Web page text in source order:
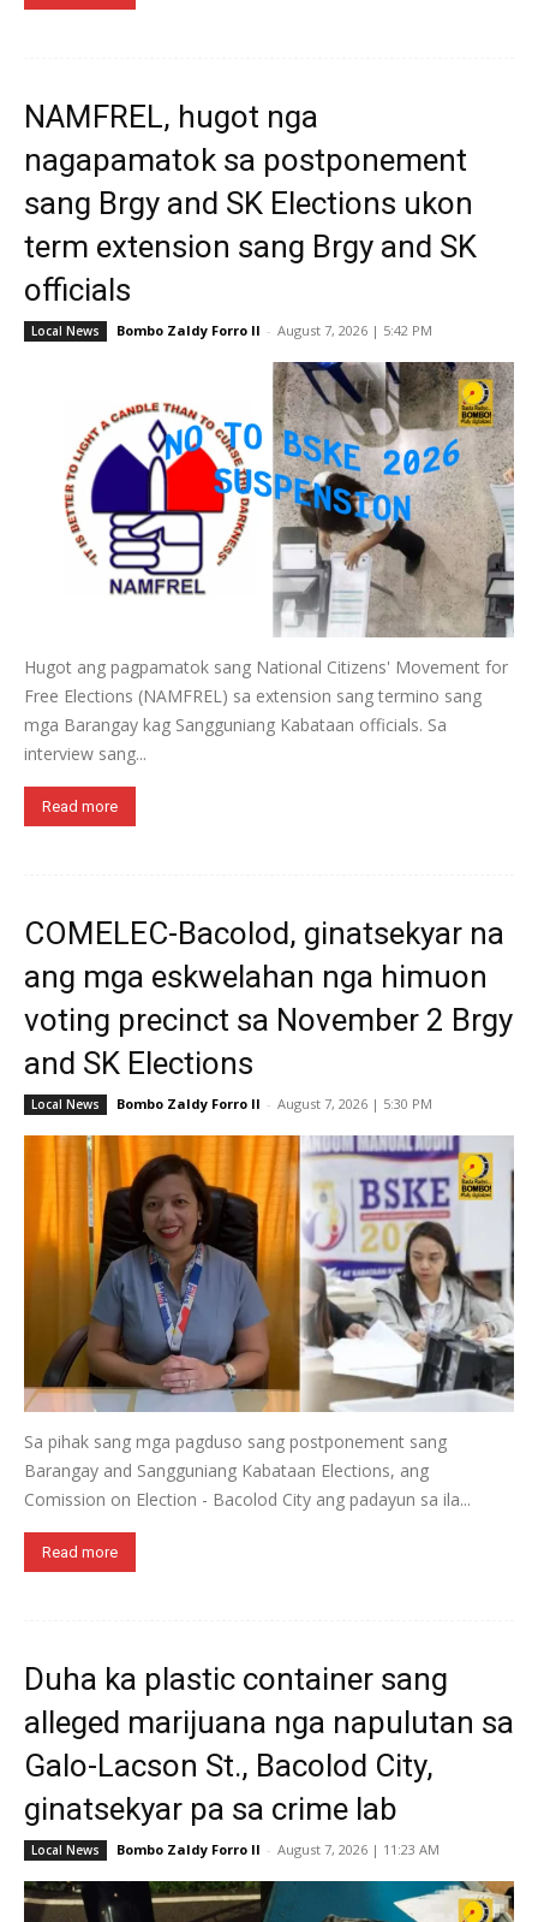
NAMFREL, hugot nga
nagapamatok sa postponement
sang Brgy and SK Elections ukon
term extension sang Brgy and SK
officials
Local News Bombo Zaldy Forro II - August 7, 2026 | 5:42 PM
Hugot ang pagpamatok sang National Citizens' Movement for
Free Elections (NAMFREL) sa extension sang termino sang
mga Barangay kag Sangguniang Kabataan officials. Sa
interview sang...
Read more
COMELEC-Bacolod, ginatsekyar na
ang mga eskwelahan nga himuon
voting precinct sa November 2 Brgy
and SK Elections
Local News Bombo Zaldy Forro II - August 7, 2026 | 5:30 PM
Sa pihak sang mga pagduso sang postponement sang
Barangay and Sangguniang Kabataan Elections, ang
Comission on Election - Bacolod City ang padayun sa ila...
Read more
Duha ka plastic container sang
alleged marijuana nga napulutan sa
Galo-Lacson St., Bacolod City,
ginatsekyar pa sa crime lab
Local News Bombo Zaldy Forro II - August 7, 2026 | 11:23 AM